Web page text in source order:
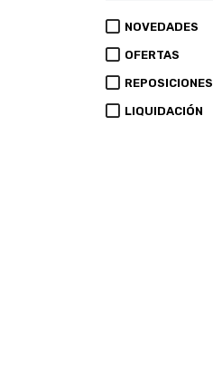
NOVEDADES
OFERTAS
REPOSICIONES
LIQUIDACIÓN